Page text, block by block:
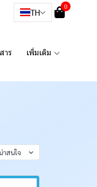
TH
0
าร เพิ่มเติม
าสนใจ